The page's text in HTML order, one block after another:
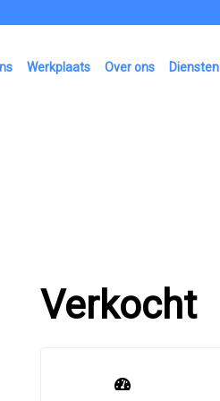
Werkplaats Over ons Diensten
Verkocht